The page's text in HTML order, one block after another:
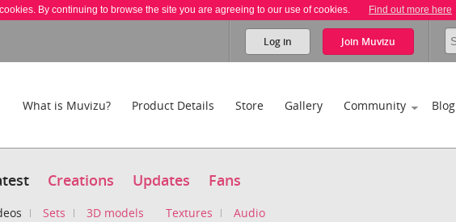
By continuing to browse the site you are agreeing to our use of cookies. Find out more here
Log in Join Muvizu
What is Muvizu? Product Details Store Gallery Community Blog
Creations Updates Fans
Sets 3D models Textures Audio